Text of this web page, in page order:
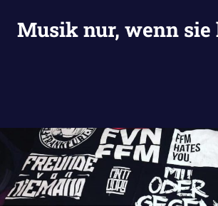
InhaltMusik nur, wenn sie